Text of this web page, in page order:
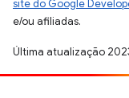
site do Google
e/ou afiliadas.
Última atualização